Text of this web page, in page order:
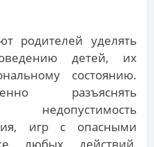
родителей уделять
детей, их
состоянию.
разъяснять
недопустимость
игр с опасными